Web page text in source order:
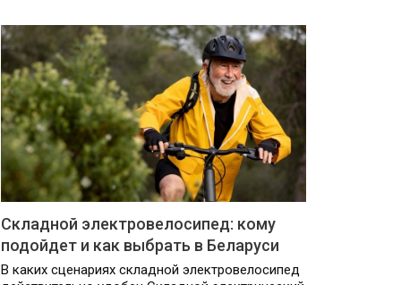
Складной электровелосипед: кому
подойдет и как выбрать в Беларуси
В каких сценариях складной электровелосипед